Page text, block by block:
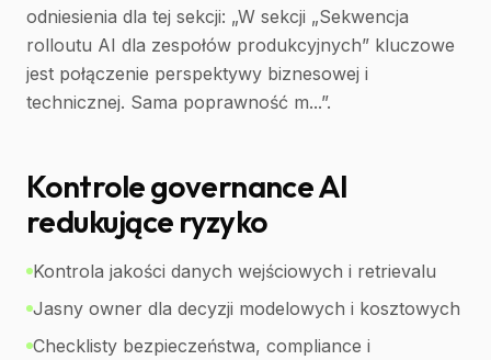
odniesienia dla tej sekcji: „W sekcji „Sekwencja
rolloutu AI dla zespołów produkcyjnych” kluczowe
jest połączenie perspektywy biznesowej i
technicznej. Sama poprawność m...”.
Kontrole governance AI
redukujące ryzyko
Kontrola jakości danych wejściowych i retrievalu
Jasny owner dla decyzji modelowych i kosztowych
Checklisty bezpieczeństwa, compliance i